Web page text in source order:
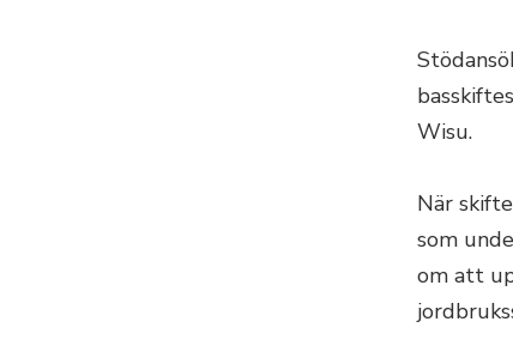
Wisu.
När
som
om att